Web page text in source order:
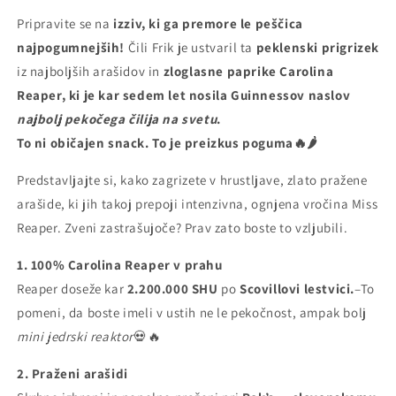
Pripravite se na izziv, ki ga premore le peščica
najpogumnejših! Čili Frik je ustvaril ta peklenski prigrizek
iz najboljših arašidov in zloglasne paprike Carolina
Reaper, ki je kar sedem let nosila Guinnessov naslov
najbolj pekočega čilija na svetu.
To ni običajen snack. To je preizkus poguma🔥🌶️
Predstavljajte si, kako zagrizete v hrustljave, zlato pražene
arašide, ki jih takoj prepoji intenzivna, ognjena vročina Miss
Reaper. Zveni zastrašujoče? Prav zato boste to vzljubili.
1. 100% Carolina Reaper v prahu
Reaper doseže kar 2.200.000 SHU poScovillovi lestvici.–To
pomeni, da boste imeli v ustih ne le pekočnost, ampak bolj
mini jedrski reaktor💀🔥
2. Praženi arašidi